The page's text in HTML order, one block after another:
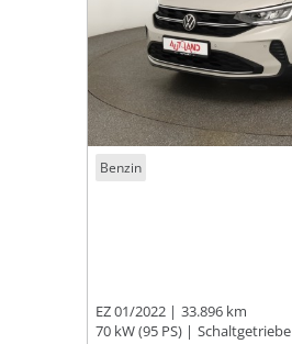
Benzin
EZ 01/2022
33.896 km
70 kW (95 PS)
Schaltgetriebe